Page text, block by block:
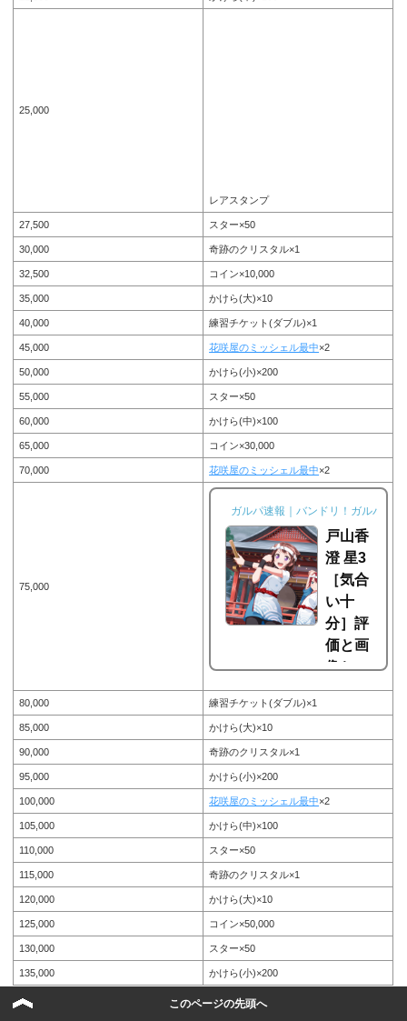
n」が開催されます。そのイベン
ト報酬として登場した、ハロー、
ハッピーワールド！に所属する奥
沢美咲の星2、奥沢美咲 星2［あ
っち側とこっち側］。今回は、奥
沢美咲 星2［あっち側とこっち
です。奥沢美咲 星2［あっち側と
こっち側］※画像をタップ/クリッ
クで画像拡大可能■特訓前■特訓後
■SDステータス...
25,000
レアスタンプ
27,500 スター×50
30,000 奇跡のクリスタル×1
32,500 コイン×10,000
35,000 かけら(大)×10
40,000 練習チケット(ダブル)×1
45,000 花咲屋のミッシェル最中×2
50,000 かけら(小)×200
55,000 スター×50
60,000 かけら(中)×100
65,000 コイン×30,000
70,000 花咲屋のミッシェル最中×2
75,000
ガルパ速報｜バンドリ！ガルパ攻
戸山香
澄 星3
［気合
い十
分］評
価と画
像とス
キルと
特訓エ
リ！ガ
戸山香澄 星3［気合い十分］評価
と画像とスキルと特訓エピソー
ド。ガルパこと、BanG Dream!
（バンドリ）ガールズバンドパー
ティー！では、2018年5月31日15:
Rain」が開催されます。そのイベ
ントで登場したPoppin`Party(ポピ
パ)に所属する戸山香澄の星3、戸
山香澄 星3［気合い十分］。今回
の画像と特技と評価のまとめで
80,000 練習チケット(ダブル)×1
85,000 かけら(大)×10
90,000 奇跡のクリスタル×1
95,000 かけら(小)×200
100,000 花咲屋のミッシェル最中×2
105,000 かけら(中)×100
110,000 スター×50
115,000 奇跡のクリスタル×1
120,000 かけら(大)×10
125,000 コイン×50,000
130,000 スター×50
135,000 かけら(小)×200
140,000 練習チケット(トリプル)×1
このページの先頭へ